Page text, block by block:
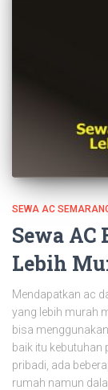
SEWA AC
Sewa AC
Lebih
Mendapatkan ac
yang lebih murah
bisa
baik itu kebutuhan
pribadi, ada
rumah namun